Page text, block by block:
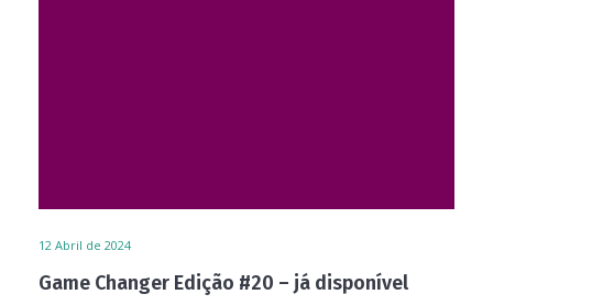
12 Abril de 2024
Game Changer Edição #20 – já disponível